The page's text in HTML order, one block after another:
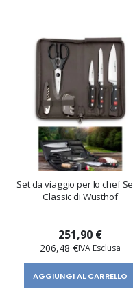
Set da viaggio per lo chef
Classic di Wusthof
251,90 €
206,48 €
AGGIUNGI AL CARRELLO